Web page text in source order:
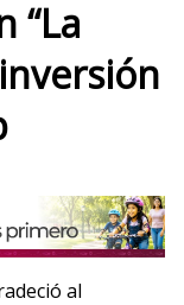
“La
al